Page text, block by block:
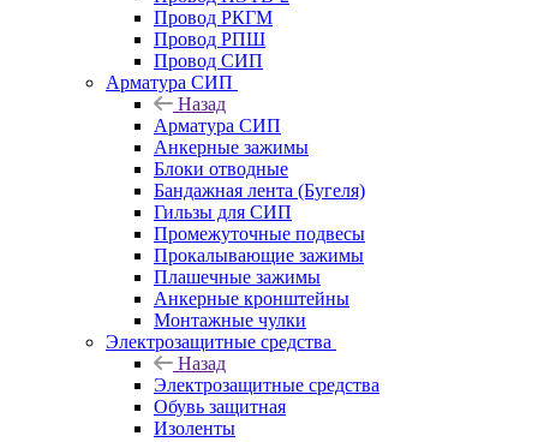
Провод РКГМ
Провод РПШ
Провод СИП
Арматура СИП
Назад
Арматура СИП
Анкерные зажимы
Блоки отводные
Бандажная лента (Бугеля)
Гильзы для СИП
Промежуточные подвесы
Прокалывающие зажимы
Плашечные зажимы
Анкерные кронштейны
Монтажные чулки
Электрозащитные средства
Назад
Электрозащитные средства
Обувь защитная
Изоленты